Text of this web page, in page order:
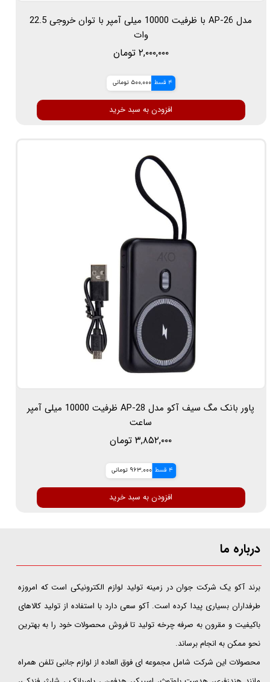
مدل AP-26 با ظرفیت 10000 میلی آمپر با توان خروجی 22.5
وات
۲,۰۰۰,۰۰۰ تومان
4 قسط 500,000 تومانی
افزودن به سبد خرید
پاور بانک مگ سیف آکو مدل AP-28 ظرفیت 10000 میلی آمپر
ساعت
۳,۸۵۲,۰۰۰ تومان
4 قسط 963,000 تومانی
افزودن به سبد خرید
درباره ما
​​​​​​​برند آکو یک شرکت جوان در زمینه تولید لوازم الکترونیکی است که امروزه
طرفداران بسیاری پیدا کرده است. آکو سعی دارد با استفاده از تولید کالاهای
باکیفیت و مقرون به صرفه چرخه تولید تا فروش محصولات خود را به بهترین
نحو ممکن به انجام برساند.
محصولات این شرکت شامل مجموعه ای فوق العاده از لوازم جانبی تلفن همراه